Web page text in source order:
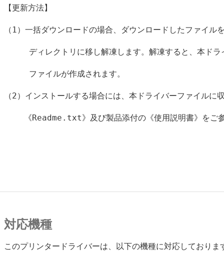
【更新方法】
（1）一括ダウンロードの場合、ダウンロードしたファイル
ディレクトリに移し解凍します。解凍すると、本ドラ
     ファイルが作成されます。
（2）インストールする場合には、本ドライバーファイルに
《Readme.txt》及び製品添付の《使用説明書》をご
対応機種
このプリンタードライバーは、以下の機種に対応しておりま